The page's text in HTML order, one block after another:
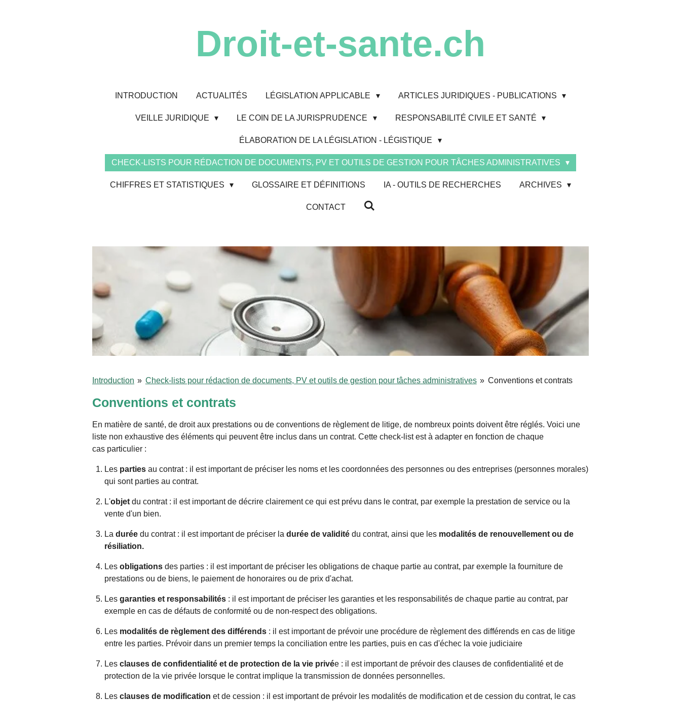
Droit-et-sante.ch
INTRODUCTION ACTUALITÉS LÉGISLATION APPLICABLE ARTICLES JURIDIQUES - PUBLICATIONS
VEILLE JURIDIQUE LE COIN DE LA JURISPRUDENCE RESPONSABILITÉ CIVILE ET SANTÉ
ÉLABORATION DE LA LÉGISLATION - LÉGISTIQUE
CHECK-LISTS POUR RÉDACTION DE DOCUMENTS, PV ET OUTILS DE GESTION POUR TÂCHES ADMINISTRATIVES
CHIFFRES ET STATISTIQUES GLOSSAIRE ET DÉFINITIONS IA - OUTILS DE RECHERCHES ARCHIVES
CONTACT
Introduction » Check-lists pour rédaction de documents, PV et outils de gestion pour tâches administratives » Conventions et contrats
Conventions et contrats
En matière de santé, de droit aux prestations ou de conventions de règlement de litige, de nombreux points doivent être réglés. Voici une
liste non exhaustive des éléments qui peuvent être inclus dans un contrat. Cette check-list est à adapter en fonction de chaque
cas particulier :
Les parties au contrat : il est important de préciser les noms et les coordonnées des personnes ou des entreprises (personnes morales)
qui sont parties au contrat.
L'objet du contrat : il est important de décrire clairement ce qui est prévu dans le contrat, par exemple la prestation de service ou la
vente d'un bien.
La durée du contrat : il est important de préciser la durée de validité du contrat, ainsi que les modalités de renouvellement ou de
résiliation.
Les obligations des parties : il est important de préciser les obligations de chaque partie au contrat, par exemple la fourniture de
prestations ou de biens, le paiement de honoraires ou de prix d'achat.
Les garanties et responsabilités : il est important de préciser les garanties et les responsabilités de chaque partie au contrat, par
exemple en cas de défauts de conformité ou de non-respect des obligations.
Les modalités de règlement des différends : il est important de prévoir une procédure de règlement des différends en cas de litige
entre les parties. Prévoir dans un premier temps la conciliation entre les parties, puis en cas d'échec la voie judiciaire
Les clauses de confidentialité et de protection de la vie privée : il est important de prévoir des clauses de confidentialité et de
protection de la vie privée lorsque le contrat implique la transmission de données personnelles.
Les clauses de modification et de cession : il est important de prévoir les modalités de modification et de cession du contrat, le cas